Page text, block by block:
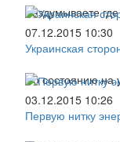
Раздумываете
07.12.2015 10:30
Украинская
По состоянию на
03.12.2015 10:26
Первую нитку